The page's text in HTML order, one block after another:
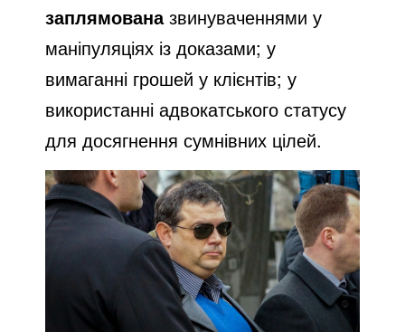
заплямованазвинуваченнями у
маніпуляціях із доказами; у
вимаганні грошей у клієнтів; у
використанні адвокатського статусу
для досягнення сумнівних цілей.